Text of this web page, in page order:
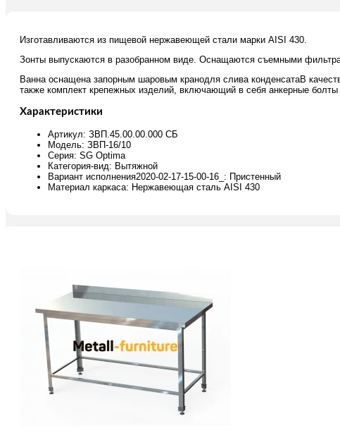
Изготавливаются из пищевой нержавеющей стали марки AISI 430.
Зонты выпускаются в разобранном виде. Оснащаются съемными
Ванна оснащена запорным шаровым кранодля слива конденсатаВ
также комплект крепежных изделий, включающий в себя анкерные болты
Характеристики
Артикул: ЗВП.45.00.00.000 СБ
Модель: ЗВП-16/10
Серия: SG Optima
Категория-вид: Вытяжной
Вариант исполнения2020-02-17-15-00-16_: Пристенный
Материал каркаса: Нержавеющая сталь AISI 430